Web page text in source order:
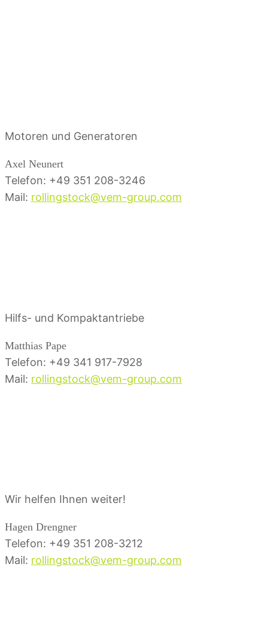
Motoren und Generatoren
Axel Neunert
Telefon: +49 351 208-3246
Mail: rollingstock@vem-group.com
Hilfs- und Kompaktantriebe
Matthias Pape
Telefon: +49 341 917-7928
Mail: rollingstock@vem-group.com
Wir helfen Ihnen weiter!
Hagen Drengner
Telefon: +49 351 208-3212
Mail: rollingstock@vem-group.com